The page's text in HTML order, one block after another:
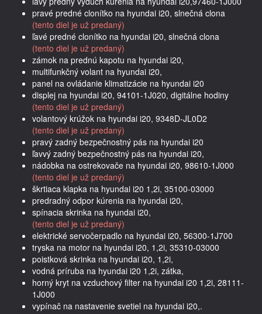
pravé predné clonítko na hyundai i20, slnečná clona
(tento diel je už predaný)
ľavé predné clonítko na hyundai i20, slnečná clona
(tento diel je už predaný)
zámok na prednú kapotu na hyundai i20,
multifunkčný volant na hyundai i20,
panel na ovládanie klimatizácie na hyundai i20
displej na hyundai i20, 94101-1J020, digitálne hodiny
(tento diel je už predaný)
volantový krúžok na hyundai i20, 9348D-JL0D2
(tento diel je už predaný)
pravý zadný bezpečnostný pás na hyundai i20
ľavvý zadný bezpečnostný pás na hyundai i20,
nádobka na ostrekovače na hyundai i20, 98610-1J000
(tento diel je už predaný)
škrtiaca klapka na hyundai i20 1,2i, 35100-03000
predradný odpor kúrenia na hyundai i20,
spínacia skrinka na hyundai i20,
(tento diel je už predaný)
elektrické servočerpadlo na hyundai i20, 56300-1J700
tryska na motor na hyundai i20, 1,2i, 35310-03000
poistková skrinka na hyundai i20, 1,2i,
vodná príruba na hyundai i20 1,2i, zátka,
horný kryt na vzduchový filter na hyundai i20 1,2i, 28111-
1J000
vypínač na nastavenie svetiel na hyundai i20,.